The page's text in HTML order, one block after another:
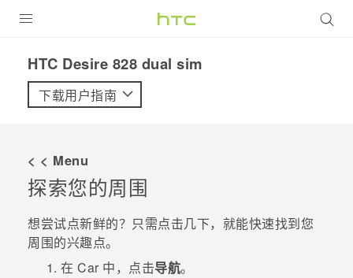
VIVE
支持帮助
在线客服
HTC Desire 828 dual sim‎
下载用户指南
< < Menu
探索您的周围
想尝试点新鲜的？只需点击几下，就能快速找到您
周围的兴趣点。
在 Car 中，点击导航。